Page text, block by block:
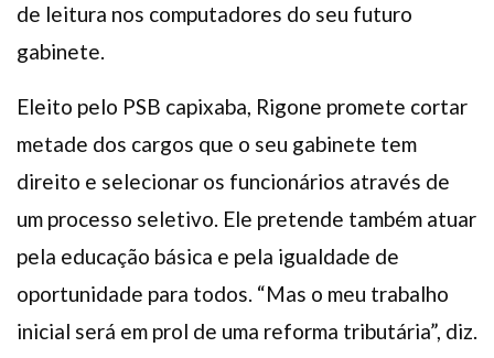
de leitura nos computadores do seu futuro
gabinete.
Eleito pelo PSB capixaba, Rigone promete cortar
metade dos cargos que o seu gabinete tem
direito e selecionar os funcionários através de
um processo seletivo. Ele pretende também atuar
pela educação básica e pela igualdade de
oportunidade para todos. “Mas o meu trabalho
inicial será em prol de uma reforma tributária”, diz.